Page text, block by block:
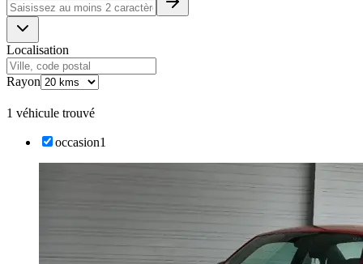
Localisation
Rayon
1 véhicule trouvé
occasion1